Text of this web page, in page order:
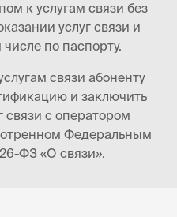
к услугам связи без
услуг связи и
по паспорту.
связи абоненту
и заключить
связи с оператором
Федеральным
ФЗ «О связи».